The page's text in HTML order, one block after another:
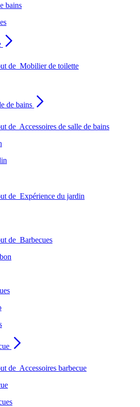
bains
de Mobilier de toilette
de bains
de Accessoires de salle de bains
de Expérience du jardin
de Barbecues
de Accessoires barbecue